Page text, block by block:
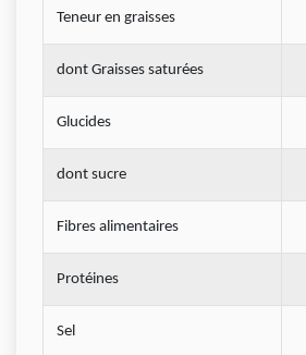
Teneur en graisses
dont Graisses saturées
Glucides
dont sucre
Fibres alimentaires
Protéines
Sel